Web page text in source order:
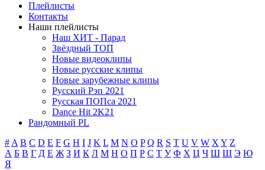
Плейлисты
Контакты
Наши плейлисты
Наш ХИТ - Парад
Звёздный ТОП
Новые видеоклипы
Новые русские клипы
Новые зарубежные клипы
Русский Рэп 2021
Русская ПОПса 2021
Dance Hit 2K21
Рандомный PL
# A B C D E F G H I J K L M N O P Q R S T U V W X Y Z
А Б В Г Д Е Ж З И К Л М Н О П Р С Т У Ф Х Ц Ч Ш Щ Э Ю
Я